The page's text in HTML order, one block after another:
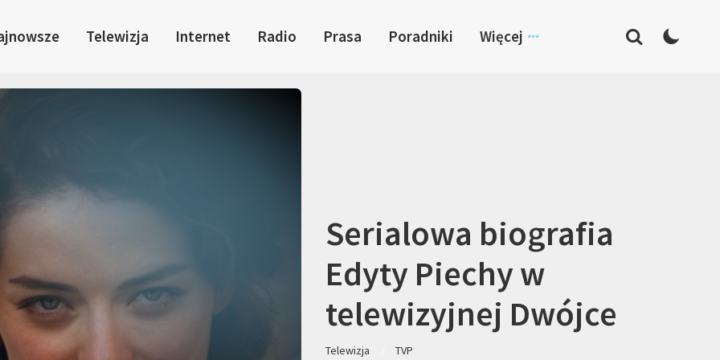
Telewizja Internet Radio Prasa Poradniki Więcej
Serialowa biografia
Edyty Piechy w
telewizyjnej Dwójce
Telewizja TVP